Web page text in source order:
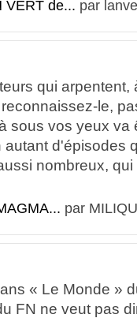
VERT de... par
qui arpentent,
le,
sous vos yeux va
d'épisodes
nombreux,
par
« Le Monde »
FN ne veut pas